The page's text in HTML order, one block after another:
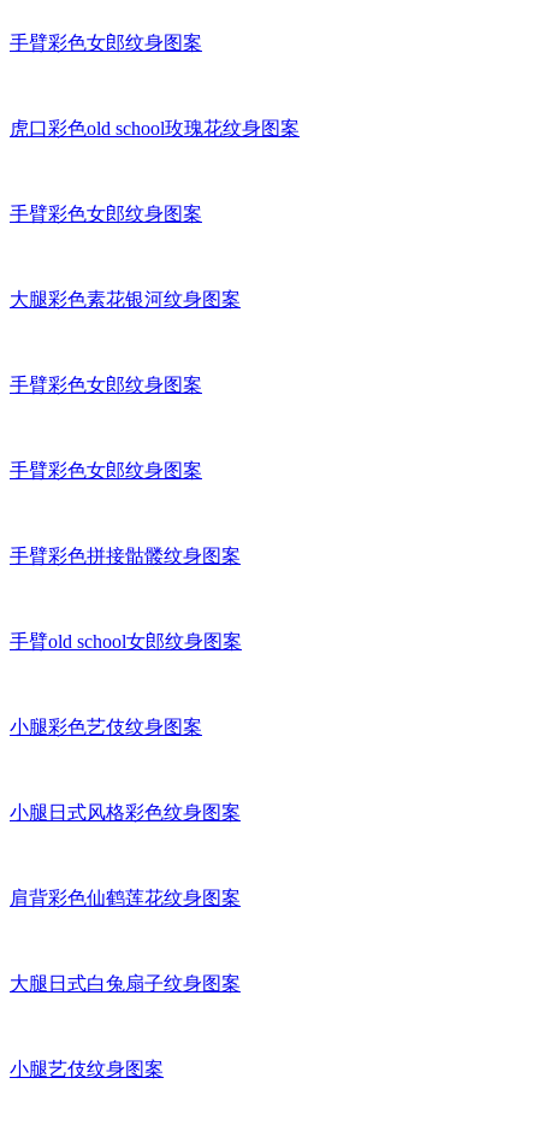
手臂彩色女郎纹身图案
虎口彩色old school玫瑰花纹身图案
手臂彩色女郎纹身图案
大腿彩色素花银河纹身图案
手臂彩色女郎纹身图案
手臂彩色女郎纹身图案
手臂彩色拼接骷髅纹身图案
手臂old school女郎纹身图案
小腿彩色艺伎纹身图案
小腿日式风格彩色纹身图案
肩背彩色仙鹤莲花纹身图案
大腿日式白兔扇子纹身图案
小腿艺伎纹身图案